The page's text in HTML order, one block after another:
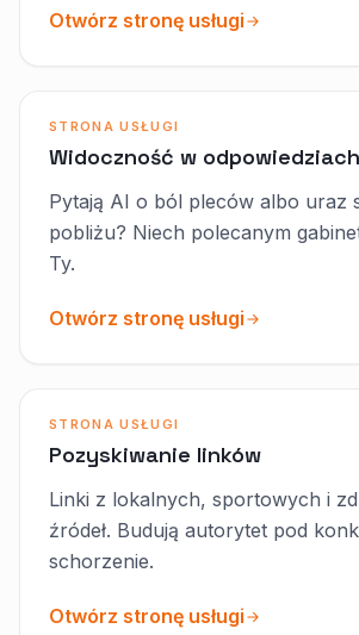
Otwórz stronę usługi
STRONA USŁUGI
Widoczność w
Pytają AI o ból pleców albo uraz
pobliżu? Niech polecanym
Ty.
Otwórz stronę usługi
STRONA USŁUGI
Pozyskiwanie linków
Linki z lokalnych, sportowych i
źródeł. Budują autorytet pod
schorzenie.
Otwórz stronę usługi